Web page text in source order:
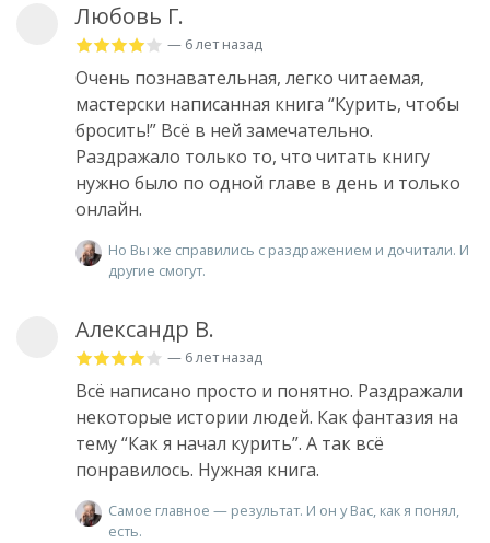
Любовь Г.
— 6 лет назад
Очень познавательная, легко читаемая,
мастерски написанная книга “Курить, чтобы
бросить!” Всё в ней замечательно.
Раздражало только то, что читать книгу
нужно было по одной главе в день и только
онлайн.
Но Вы же справились с раздражением и дочитали. И
другие смогут.
Александр В.
— 6 лет назад
Всё написано просто и понятно. Раздражали
некоторые истории людей. Как фантазия на
тему “Как я начал курить”. А так всё
понравилось. Нужная книга.
Самое главное — результат. И он у Вас, как я понял,
есть.